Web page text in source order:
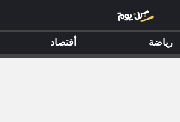
رياضة أقتصاد